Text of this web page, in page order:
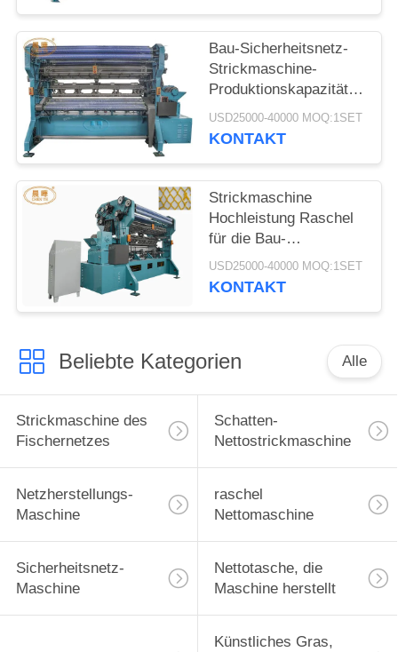
Bau-Sicherheitsnetz-
Strickmaschine-
Produktionskapazität
300 - 400
Kilogramm/Tag
USD25000-40000 MOQ:1SET
KONTAKT
Strickmaschine
Hochleistung Raschel
für die Bau-
Sicherheitsnetz-
Herstellung
USD25000-40000 MOQ:1SET
KONTAKT
Beliebte Kategorien Alle
Strickmaschine des
Fischernetzes
Schatten-
Nettostrickmaschine
Netzherstellungs-
Maschine
raschel
Nettomaschine
Sicherheitsnetz-
Maschine
Nettotasche, die
Maschine herstellt
Künstliches Gras,